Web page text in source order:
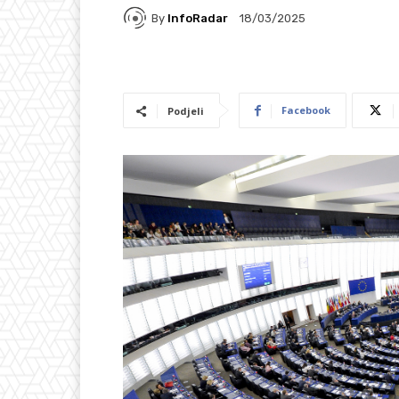
By InfoRadar 18/03/2025
Podjeli Facebook